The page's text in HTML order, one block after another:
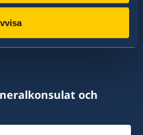
ambassader och
består
och